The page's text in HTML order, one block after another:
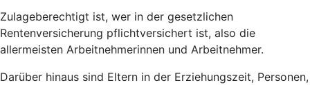
Zulageberechtigt ist, wer in der gesetzlichen
Rentenversicherung pflichtversichert ist, also die
allermeisten Arbeitnehmerinnen und Arbeitnehmer.
Darüber hinaus sind Eltern in der Erziehungszeit, Personen,